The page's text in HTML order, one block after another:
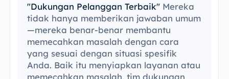
"Dukungan Pelanggan Terbaik" Mereka
tidak hanya memberikan jawaban umum
—mereka benar-benar membantu
memecahkan masalah dengan cara
yang sesuai dengan situasi spesifik
Anda. Baik itu menyiapkan layanan atau
memecahkan masalah, tim dukungan